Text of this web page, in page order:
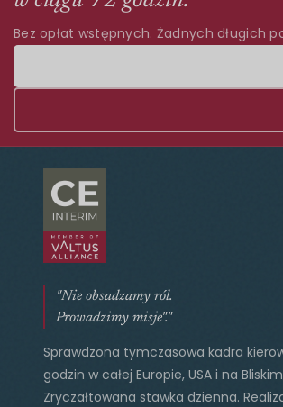
Bez opłat wstępnych. Żadnych długich
"Nie obsadzamy ról.
Prowadzimy misje"."
Sprawdzona tymczasowa kadra
godzin w całej Europie, USA i na
Zryczałtowana stawka dzienna.